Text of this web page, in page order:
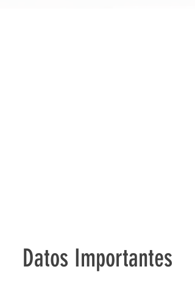
Datos Importantes